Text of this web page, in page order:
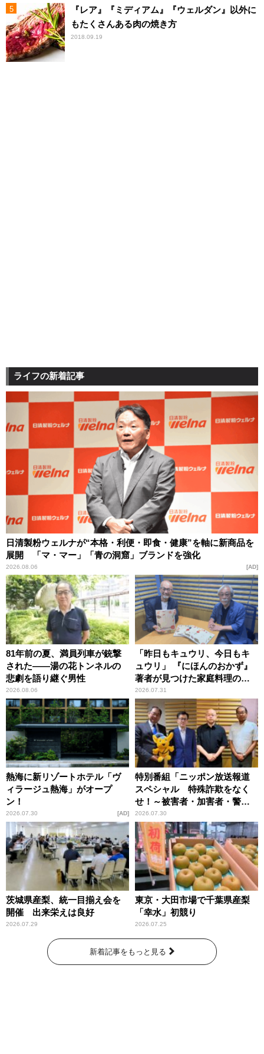
『レア』『ミディアム』『ウェルダン』以外に
もたくさんある肉の焼き方
2018.09.19
ライフの新着記事
日清製粉ウェルナが“本格・利便・即食・健康”を軸に新商品を
展開 「マ・マー」「青の洞窟」ブランドを強化
2026.08.06 AD
81年前の夏、満員列車が銃撃
された――湯の花トンネルの
悲劇を語り継ぐ男性
2026.08.06
「昨日もキュウリ、今日もキ
ュウリ」 『にほんのおかず』
著者が見つけた家庭料理の知
恵
2026.07.31
熱海に新リゾートホテル「ヴ
ィラージュ熱海」がオープ
ン！
2026.07.30 AD
特別番組「ニッポン放送報道
スペシャル 特殊詐欺をなく
せ！～被害者・加害者・警視
庁が語るトクリュウの実態
～」放送
2026.07.30
茨城県産梨、統一目揃え会を
開催 出来栄えは良好
2026.07.29
東京・大田市場で千葉県産梨
「幸水」初競り
2026.07.25
新着記事をもっと見る